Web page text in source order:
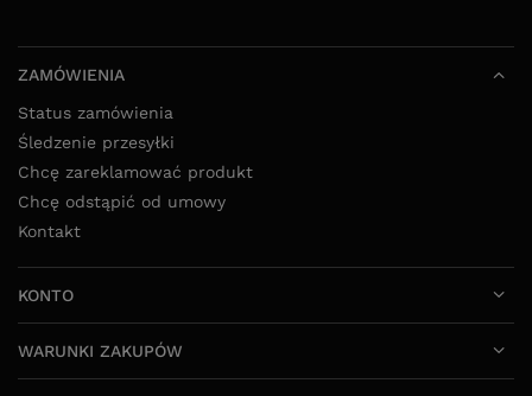
ZAMÓWIENIA
Status zamówienia
Śledzenie przesyłki
Chcę zareklamować produkt
Chcę odstąpić od umowy
Kontakt
KONTO
WARUNKI ZAKUPÓW